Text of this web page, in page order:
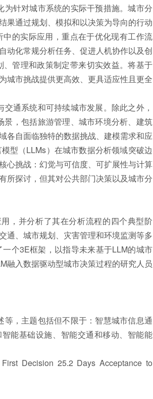
针对城市系统的实际干预措施。城市分
果通过规划、模拟和以决策为导向的行动
的实际应用，重点在于优化现有工作流
动化常规分析任务、促进人机协作以及创
管理和政策制定带来切实效益。将基于
城市挑战提供更高效、更具适应性且更全
通系统和可持续城市发展。除此之外，
，包括旅游管理、城市环境分析、建筑
各自面临独特的数据挑战、建模需求和应
型（LLMs）在城市数据分析领域突破边
心挑战：幻觉与可信度、可扩展性与计算
所探讨，但其对公共部门决策以及城市分
并分析了其在分析流程的四个典型阶
通、城市规划、灾害管理和环境监测等多
个3E框架，以指导未来基于LLM的城市
融入数据驱动型城市决策过程的研究人员
等，主题包括但不限于：智慧城市信息通
能基础设施、智能交通和移动、智能能
Decision 25.2 Days Acceptance to